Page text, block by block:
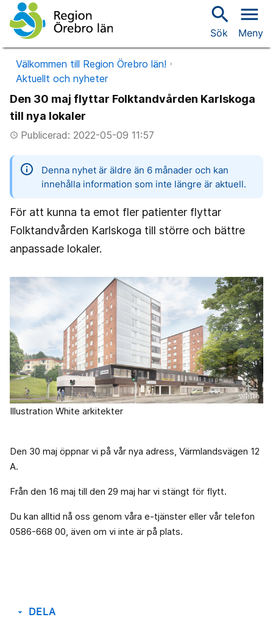
search
Sök
menu
Meny
Välkommen till Region Örebro län!
Aktuellt och nyheter
Den 30 maj flyttar Folktandvården Karlskoga
till nya lokaler
access_timePublicerad: 2022-05-09 11:57
information
Denna nyhet är äldre än 6 månader och kan
innehålla information som inte längre är aktuell.
För att kunna ta emot fler patienter flyttar
Folktandvården Karlskoga till större och bättre
anpassade lokaler.
Illustration White arkitekter
Den 30 maj öppnar vi på vår nya adress, Värmlandsvägen 12
A.
Från den 16 maj till den 29 maj har vi stängt för flytt.
Du kan alltid nå oss genom våra e-tjänster eller vår telefon
0586-668 00, även om vi inte är på plats.
arrow_drop_down DELA